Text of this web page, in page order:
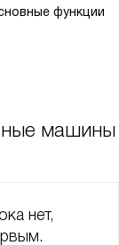
функции
машины
нет,